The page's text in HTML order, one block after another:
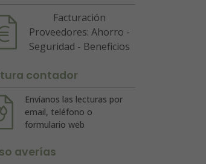
Facturación
Proveedores: Ahorro -
Seguridad - Beneficios
contador
Envíanos las lecturas por
email, teléfono o
formulario web
averías